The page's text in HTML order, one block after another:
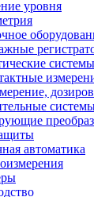
уровня
автоматика